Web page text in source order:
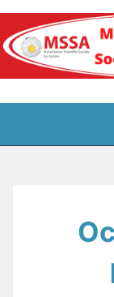
Skip
content